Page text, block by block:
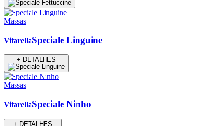
Massas
VitarellaSpeciale Linguine
+ DETALHES
Massas
VitarellaSpeciale Ninho
+ DETALHES